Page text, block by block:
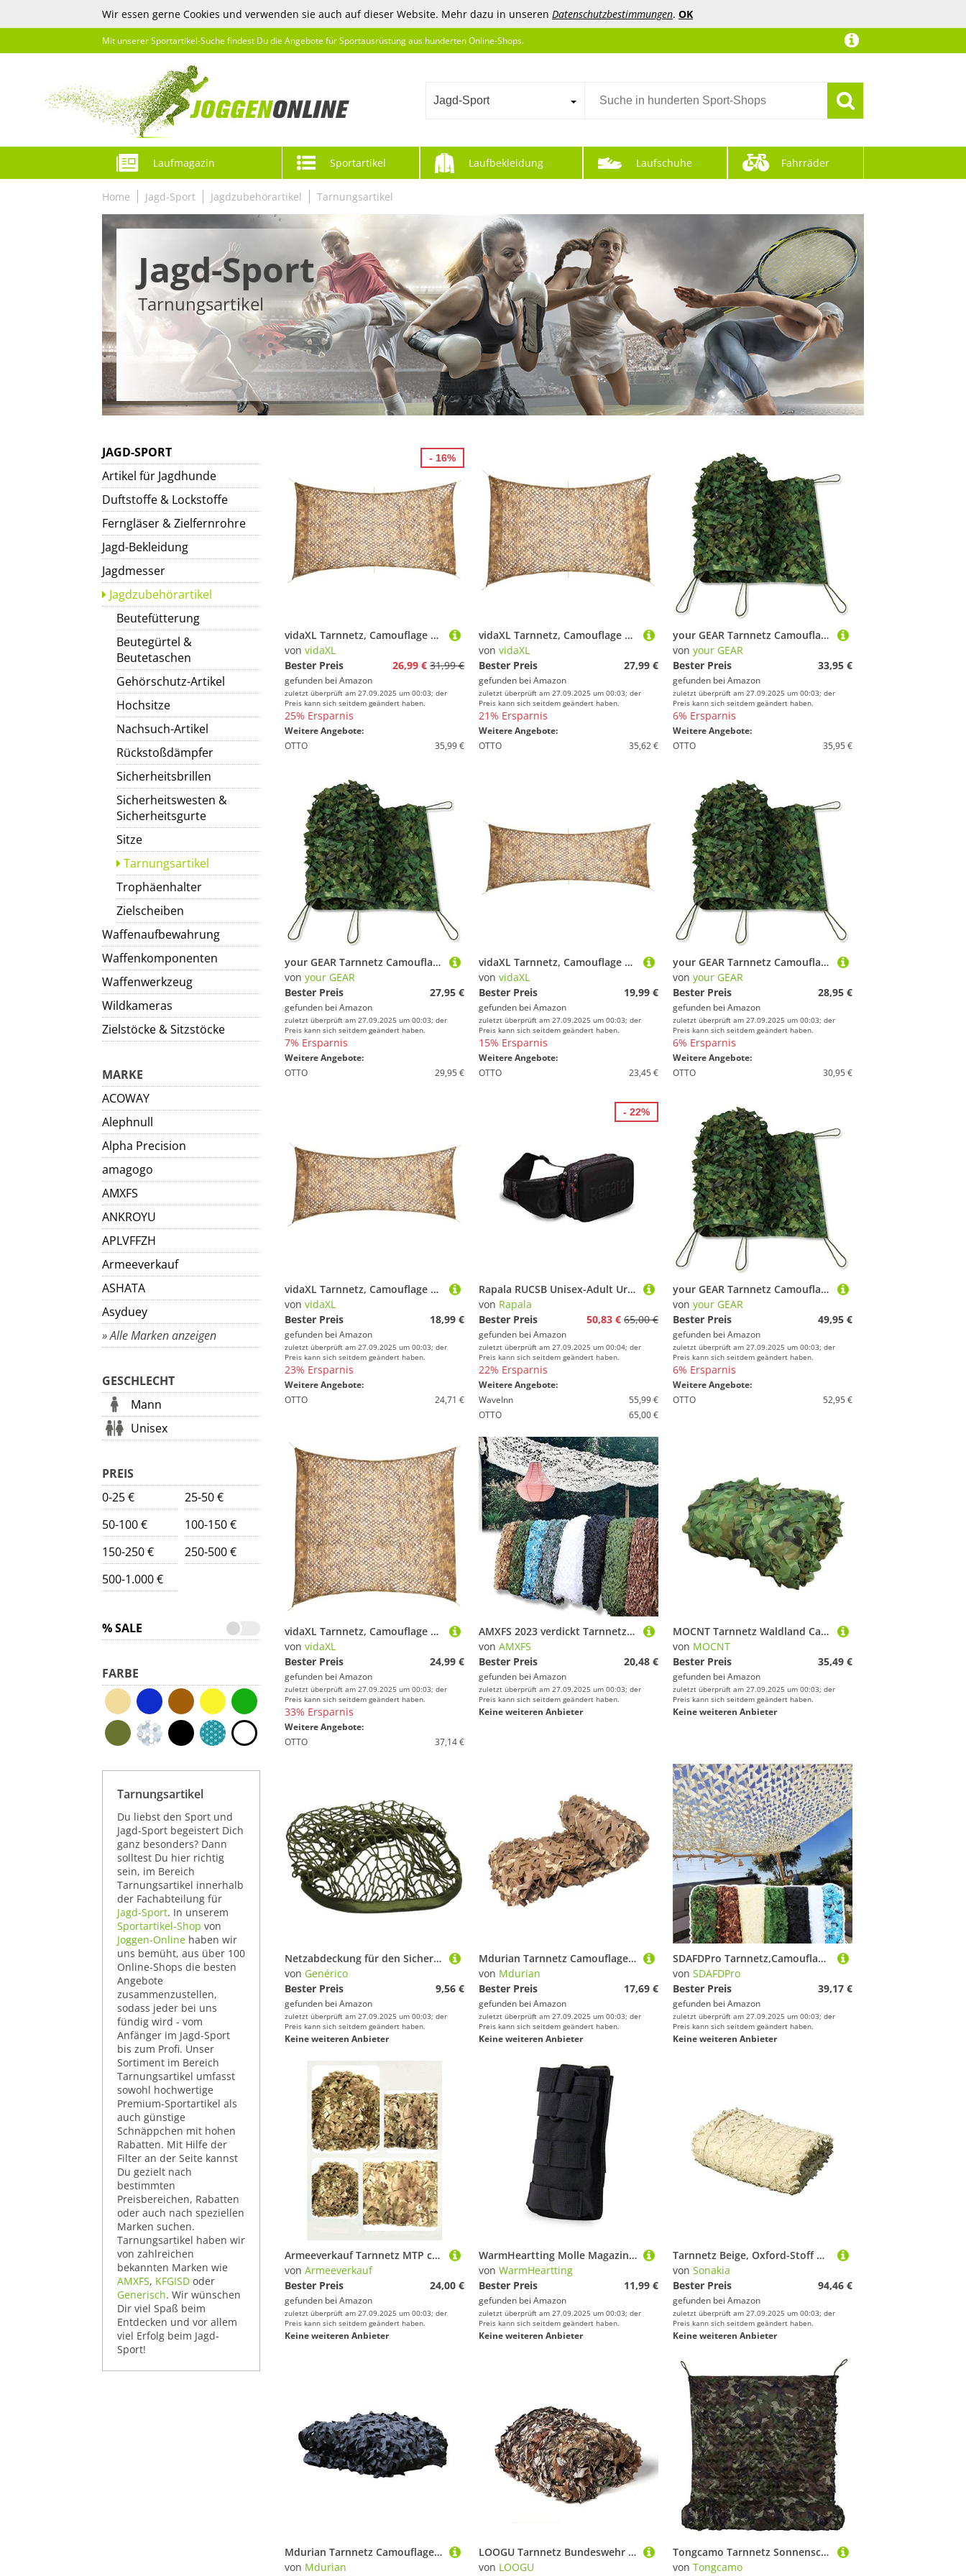
Wir essen gerne Cookies und verwenden sie auch auf dieser Website. Mehr dazu in unseren Datenschutzbestimmungen. OK
Mit unserer Sportartikel-Suche findest Du die Angebote für Sportausrüstung aus hunderten Online-Shops.
Jagd-Sport
Laufmagazin Sportartikel Laufbekleidung Laufschuhe Fahrräder
Home Jagd-Sport Jagdzubehörartikel Tarnungsartikel
Jagd-Sport
Tarnungsartikel
JAGD-SPORT
Artikel für Jagdhunde
Duftstoffe & Lockstoffe
Ferngläser & Zielfernrohre
Jagd-Bekleidung
Jagdmesser
Jagdzubehörartikel
Beutefütterung
Beutegürtel &
Beutetaschen
Gehörschutz-Artikel
Hochsitze
Nachsuch-Artikel
Rückstoßdämpfer
Sicherheitsbrillen
Sicherheitswesten &
Sicherheitsgurte
Sitze
Tarnungsartikel
Trophäenhalter
Zielscheiben
Waffenaufbewahrung
Waffenkomponenten
Waffenwerkzeug
Wildkameras
Zielstöcke & Sitzstöcke
MARKE
ACOWAY
Alephnull
Alpha Precision
amagogo
AMXFS
ANKROYU
APLVFFZH
Armeeverkauf
ASHATA
Asyduey
» Alle Marken anzeigen
GESCHLECHT
Mann
Unisex
PREIS
0-25 €
25-50 €
50-100 €
100-150 €
150-250 €
250-500 €
500-1.000 €
% SALE
FARBE
Tarnungsartikel
Du liebst den Sport und
Jagd-Sport begeistert Dich
ganz besonders? Dann
solltest Du hier richtig
sein, im Bereich
Tarnungsartikel innerhalb
der Fachabteilung für
Jagd-Sport. In unserem
Sportartikel-Shop von
Joggen-Online haben wir
uns bemüht, aus über 100
Online-Shops die besten
Angebote
zusammenzustellen,
sodass jeder bei uns
fündig wird - vom
Anfänger im Jagd-Sport
bis zum Profi. Unser
Sortiment im Bereich
Tarnungsartikel umfasst
sowohl hochwertige
Premium-Sportartikel als
auch günstige
Schnäppchen mit hohen
Rabatten. Mit Hilfe der
Filter an der Seite kannst
Du gezielt nach
bestimmten
Preisbereichen, Rabatten
oder auch nach speziellen
Marken suchen.
Tarnungsartikel haben wir
von zahlreichen
bekannten Marken wie
AMXFS, KFGISD oder
Generisch. Wir wünschen
Dir viel Spaß beim
Entdecken und vor allem
viel Erfolg beim Jagd-
Sport!
vidaXL Tarnnetz, Camouflage Netz mit Aufbewahrungstasche, Bundeswehr Armee Army Tarnung, Jagd Camping Dekonetz, 506x279cm Sandfarbe
von vidaXL
Bester Preis
26,99 € 31,99 €
gefunden bei Amazon
zuletzt überprüft am 27.09.2025 um 00:03; der
Preis kann sich seitdem geändert haben.
25% Ersparnis
Weitere Angebote:
OTTO
35,99 €
- 16%
vidaXL Tarnnetz, Camouflage Netz mit Aufbewahrungstasche, Bundeswehr Armee Army Tarnung, Jagd Camping Dekonetz, 410x285cm Sandfarbe
von vidaXL
Bester Preis
27,99 €
gefunden bei Amazon
zuletzt überprüft am 27.09.2025 um 00:03; der
Preis kann sich seitdem geändert haben.
21% Ersparnis
Weitere Angebote:
OTTO
35,62 €
your GEAR Tarnnetz Camouflage Armee Netz in 5 Größen 1,5 x 3 | 5m, 3 x 3 | 4m & 4 x 5m Outdoor Tarnung Sichtschutz Sonnenschutz Jagd Wald [3x4m]
von your GEAR
Bester Preis
33,95 €
gefunden bei Amazon
zuletzt überprüft am 27.09.2025 um 00:03; der
Preis kann sich seitdem geändert haben.
6% Ersparnis
Weitere Angebote:
OTTO
35,95 €
your GEAR Tarnnetz Camouflage Armee Netz in 5 Größen 1,5 x 3 | 5m, 3 x 3 | 4m & 4 x 5m Outdoor Tarnung Sichtschutz Sonnenschutz Jagd Wald [3x3m]
von your GEAR
Bester Preis
27,95 €
gefunden bei Amazon
zuletzt überprüft am 27.09.2025 um 00:03; der
Preis kann sich seitdem geändert haben.
7% Ersparnis
Weitere Angebote:
OTTO
29,95 €
vidaXL Tarnnetz, Camouflage Netz mit Aufbewahrungstasche, Bundeswehr Armee Army Tarnung, Jagd Camping Dekonetz, 412x144cm Sandfarbe
von vidaXL
Bester Preis
19,99 €
gefunden bei Amazon
zuletzt überprüft am 27.09.2025 um 00:03; der
Preis kann sich seitdem geändert haben.
15% Ersparnis
Weitere Angebote:
OTTO
23,45 €
your GEAR Tarnnetz Camouflage Armee Netz in 5 Größen 1,5 x 3 | 5m, 3 x 3 | 4m & 4 x 5m Outdoor Tarnung Sichtschutz Sonnenschutz Jagd Wald [1,5x5m]
von your GEAR
Bester Preis
28,95 €
gefunden bei Amazon
zuletzt überprüft am 27.09.2025 um 00:03; der
Preis kann sich seitdem geändert haben.
6% Ersparnis
Weitere Angebote:
OTTO
30,95 €
vidaXL Tarnnetz, Camouflage Netz mit Aufbewahrungstasche, Bundeswehr Armee Army Tarnung, Jagd Camping Dekonetz, 312x140cm Sandfarbe
von vidaXL
Bester Preis
18,99 €
gefunden bei Amazon
zuletzt überprüft am 27.09.2025 um 00:03; der
Preis kann sich seitdem geändert haben.
23% Ersparnis
Weitere Angebote:
OTTO
24,71 €
Rapala RUCSB Unisex-Adult Urban Tasche, Tarnung Schwarz, Einzigartig
von Rapala
Bester Preis
50,83 € 65,00 €
gefunden bei Amazon
zuletzt überprüft am 27.09.2025 um 00:04; der
Preis kann sich seitdem geändert haben.
22% Ersparnis
Weitere Angebote:
WaveInn
55,99 €
OTTO
65,00 €
- 22%
your GEAR Tarnnetz Camouflage Armee Netz in 5 Größen 1,5 x 3 | 5m, 3 x 3 | 4m & 4 x 5m Outdoor Tarnung Sichtschutz Sonnenschutz Jagd Wald [4x5m]
von your GEAR
Bester Preis
49,95 €
gefunden bei Amazon
zuletzt überprüft am 27.09.2025 um 00:03; der
Preis kann sich seitdem geändert haben.
6% Ersparnis
Weitere Angebote:
OTTO
52,95 €
vidaXL Tarnnetz, Camouflage Netz mit Aufbewahrungstasche, Bundeswehr Armee Army Tarnung, Jagd Camping Dekonetz, 316x296cm Sandfarbe
von vidaXL
Bester Preis
24,99 €
gefunden bei Amazon
zuletzt überprüft am 27.09.2025 um 00:03; der
Preis kann sich seitdem geändert haben.
33% Ersparnis
Weitere Angebote:
OTTO
37,14 €
AMXFS 2023 verdickt Tarnnetz Sonnensegel Camouflage Net 1x5m - Weiße Tarnung Sonnenschutznetze Partydekoration Tarnung Sonnenschutz Net Sichtschutz Autoplanen Woodland Armee
von AMXFS
Bester Preis
20,48 €
gefunden bei Amazon
zuletzt überprüft am 27.09.2025 um 00:03; der
Preis kann sich seitdem geändert haben.
Keine weiteren Anbieter
MOCNT Tarnnetz Waldland Camouflage Netz Woodland Tarnnetz Jagd Camo Tarnung Armee Tarnung Net Camping Sonnenschutz Sichtschutz Dekoration Garten Verstecken Auto Abdeckung 4m x 6m
von MOCNT
Bester Preis
35,49 €
gefunden bei Amazon
zuletzt überprüft am 27.09.2025 um 00:03; der
Preis kann sich seitdem geändert haben.
Keine weiteren Anbieter
Netzabdeckung für den Sicherheitshut: Taktische Tarnung mit hartem, Netzstoff | Zubehör für Feldspiele, Jagdausrüstung, Überlebensausrüstung
von Genérico
Bester Preis
9,56 €
gefunden bei Amazon
zuletzt überprüft am 27.09.2025 um 00:03; der
Preis kann sich seitdem geändert haben.
Keine weiteren Anbieter
Mdurian Tarnnetz Camouflage Netz Sonnenschutz Tarnung Camo Net für Jagd Camping Dekoration Schutz Zeltschirm Wüste 3m x 3m
von Mdurian
Bester Preis
17,69 €
gefunden bei Amazon
zuletzt überprüft am 27.09.2025 um 00:03; der
Preis kann sich seitdem geändert haben.
Keine weiteren Anbieter
SDAFDPro Tarnnetz,Camouflage Netz Woodland Jagd Tarn Waldlandschaft Armee Army Camo Tarnung Net Camping Sonnenschutznetze für Jagd Camping Outdoor Militär Sichtschutz Garten,Sichtschutz
von SDAFDPro
Bester Preis
39,17 €
gefunden bei Amazon
zuletzt überprüft am 27.09.2025 um 00:03; der
Preis kann sich seitdem geändert haben.
Keine weiteren Anbieter
Armeeverkauf Tarnnetz MTP camo 2m x 4m Tarnung camo befestigter Rand Metallringe
von Armeeverkauf
Bester Preis
24,00 €
gefunden bei Amazon
zuletzt überprüft am 27.09.2025 um 00:03; der
Preis kann sich seitdem geändert haben.
Keine weiteren Anbieter
WarmHeartting Molle Magazintasche, Oben-offen Mag Halter 1000D Nylon Magazinbeutel für M4 M16 AR-15 Magazin (Tarnung Camo)
von WarmHeartting
Bester Preis
11,99 €
gefunden bei Amazon
zuletzt überprüft am 27.09.2025 um 00:03; der
Preis kann sich seitdem geändert haben.
Keine weiteren Anbieter
Tarnnetz Beige, Oxford-Stoff Großes Camouflage Netz, Verwendet Für Militär, Terrasse, Sonnenschirm, Dekoration, Autoabdeckung, Sonnenschutz-tarnnetz, Uv-Schutz Tarnung Net,5x10m(16.4 * 32.8ft)
von Sonakia
Bester Preis
94,46 €
gefunden bei Amazon
zuletzt überprüft am 27.09.2025 um 00:03; der
Preis kann sich seitdem geändert haben.
Keine weiteren Anbieter
Mdurian Tarnnetz Camouflage Netz Sonnenschutz Tarnung Camo Net für Jagd Camping Dekoration Schutz Zeltschirm Reines Schwarz 1.5m x 5m
von Mdurian
LOOGU Tarnnetz Bundeswehr Jagd Outdoor Sonnenschutz Tarnung Sichtschutz für Garten Freizeit Camping Party Bars Deko Tarn Waldlandschaft Camouflage Netz, Tree Camo Bionic 1.0 4x5M
von LOOGU
Tongcamo Tarnnetz Sonnenschutz Camouflage Netz Sichtschutz Jagd Haus Garten Camping Netz Tarnung Party Dekoration
von Tongcamo